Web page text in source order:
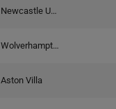
Newcastle United
Wolverhampton Wanderers
Aston Villa